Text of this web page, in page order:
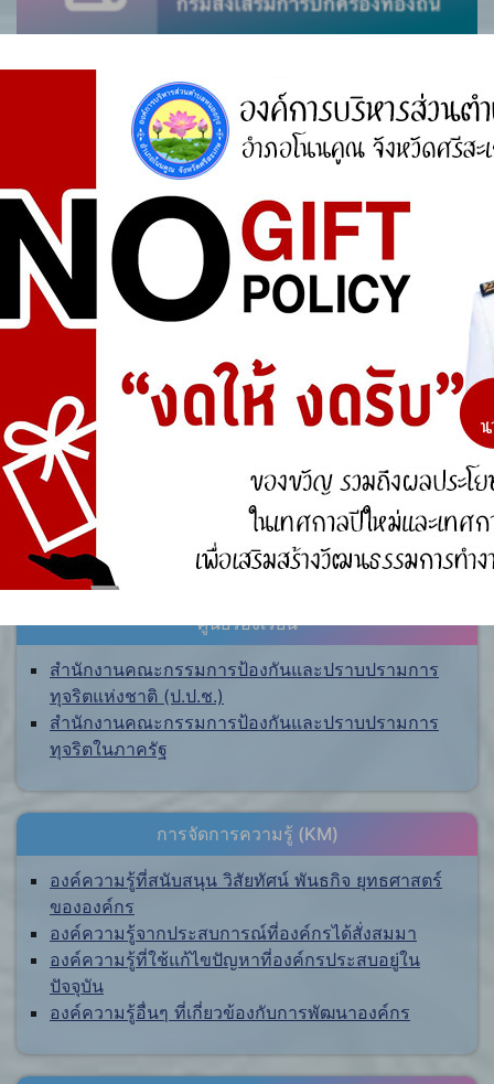
ศูนย์ร้องเรียน
สำนักงานคณะกรรมการป้องกันและปราบปรามการ
ทุจริตแห่งชาติ (ป.ป.ช.)
สำนักงานคณะกรรมการป้องกันและปราบปรามการ
ทุจริตในภาครัฐ
การจัดการความรู้ (KM)
องค์ความรู้ที่สนับสนุน วิสัยทัศน์ พันธกิจ ยุทธศาสตร์
ขององค์กร
องค์ความรู้จากประสบการณ์ที่องค์กรได้สั่งสมมา
องค์ความรู้ที่ใช้แก้ไขปัญหาที่องค์กรประสบอยู่ใน
ปัจจุบัน
องค์ความรู้อื่นๆ ที่เกี่ยวข้องกับการพัฒนาองค์กร